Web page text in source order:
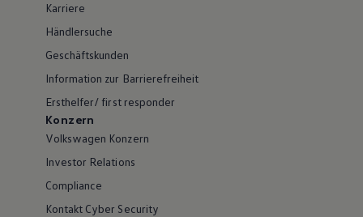
Karriere
Händlersuche
Geschäftskunden
Information zur Barrierefreiheit
Ersthelfer/ first responder
Konzern
Volkswagen Konzern
Investor Relations
Compliance
Kontakt Cyber Security